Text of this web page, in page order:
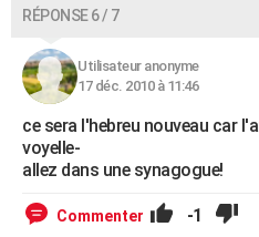
RÉPONSE 6 / 7
Utilisateur anonyme
17 déc. 2010 à 11:46
ce sera l'hebreu nouveau car
voyelle-
allez dans une synagogue!
Commenter -1